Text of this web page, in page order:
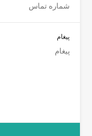
پیغام